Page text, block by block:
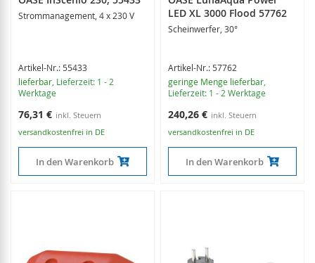
Strommanagement, 4 x 230 V
Artikel-Nr.: 55433
lieferbar , Lieferzeit: 1 - 2
Werktage
76,31 €
versandkostenfrei in DE
In den Warenkorb
LED XL 3000 Flood 57762
Scheinwerfer, 30°
Artikel-Nr.: 57762
geringe Menge lieferbar
Lieferzeit: 1 - 2 Werktage
240,26 €
versandkostenfrei in DE
In den Warenkorb